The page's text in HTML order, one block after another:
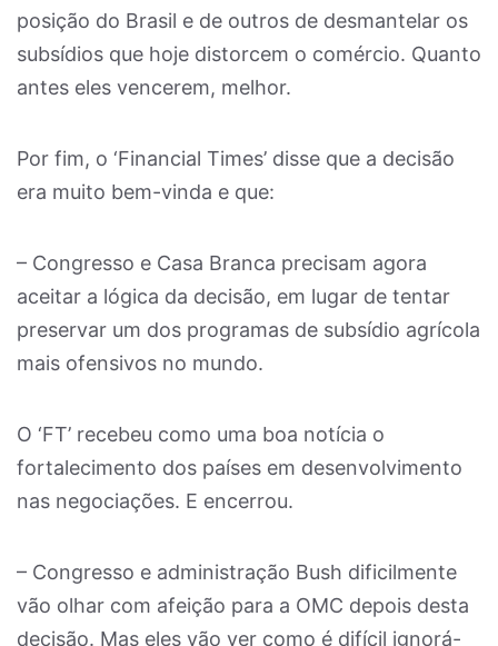
posição do Brasil e de outros de desmantelar os
subsídios que hoje distorcem o comércio. Quanto
antes eles vencerem, melhor.
Por fim, o ‘Financial Times’ disse que a decisão
era muito bem-vinda e que:
– Congresso e Casa Branca precisam agora
aceitar a lógica da decisão, em lugar de tentar
preservar um dos programas de subsídio agrícola
mais ofensivos no mundo.
O ‘FT’ recebeu como uma boa notícia o
fortalecimento dos países em desenvolvimento
nas negociações. E encerrou.
– Congresso e administração Bush dificilmente
vão olhar com afeição para a OMC depois desta
decisão. Mas eles vão ver como é difícil ignorá-